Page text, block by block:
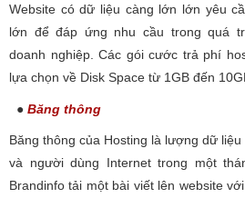
Website có dữ liệu càng lớn lớn yêu
lớn để đáp ứng nhu cầu trong quá
doanh nghiệp. Các gói cước trả phí
lựa chọn về Disk Space từ 1GB đến
● Băng thông
Băng thông của Hosting là lượng dữ
và người dùng Internet trong một
Brandinfo tải một bài viết lên website